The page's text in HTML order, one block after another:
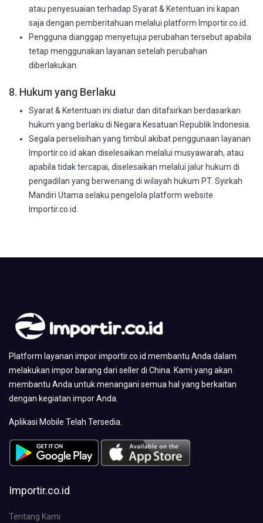
atau penyesuaian terhadap Syarat & Ketentuan ini kapan
saja dengan pemberitahuan melalui platform Importir.co.id.
Pengguna dianggap menyetujui perubahan tersebut apabila
tetap menggunakan layanan setelah perubahan
diberlakukan.
8. Hukum yang Berlaku
Syarat & Ketentuan ini diatur dan ditafsirkan berdasarkan
hukum yang berlaku di Negara Kesatuan Republik Indonesia.
Segala perselisihan yang timbul akibat penggunaan layanan
Importir.co.id akan diselesaikan melalui musyawarah, atau
apabila tidak tercapai, diselesaikan melalui jalur hukum di
pengadilan yang berwenang di wilayah hukum PT. Syirkah
Mandiri Utama selaku pengelola platform website
Importir.co.id.
Platform layanan impor importir.co.id membantu Anda dalam
melakukan impor barang dari seller di China. Kami yang akan
membantu Anda untuk menangani semua hal yang berkaitan
dengan kegiatan impor Anda.
Aplikasi Mobile Telah Tersedia.
Importir.co.id
Tentang Kami